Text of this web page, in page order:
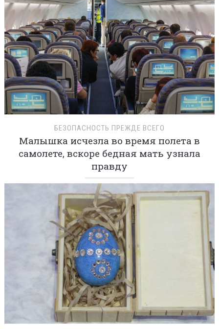
БЕЗОПАСНОСТЬ ПРЕЖДЕ ВСЕГО
Малышка исчезла во время полета в
самолете, вскоре бедная мать узнала
правду